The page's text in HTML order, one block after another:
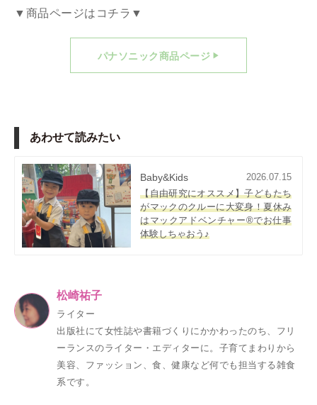
▼商品ページはコチラ▼
パナソニック商品ページ
あわせて読みたい
Baby&Kids
2026.07.15
【自由研究にオススメ】子どもたち
がマックのクルーに大変身！夏休み
はマックアドベンチャー®でお仕事
体験しちゃおう♪
松崎祐子
ライター
出版社にて女性誌や書籍づくりにかかわったのち、フリ
ーランスのライター・エディターに。子育てまわりから
美容、ファッション、食、健康など何でも担当する雑食
系です。